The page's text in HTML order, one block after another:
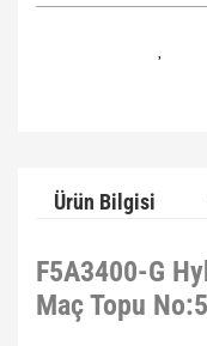
Ürün Bilgisi
F5A3400-G
Maç Topu No:5